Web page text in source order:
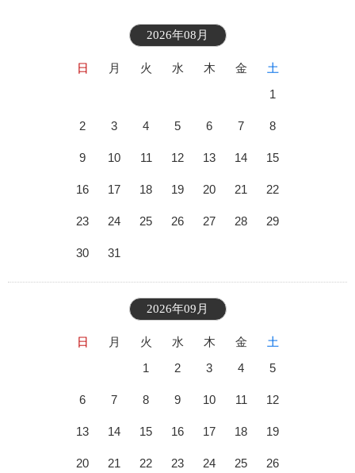
2026年08月
日 月 火 水 木 金
土
1
2 3 4 5 6 7 8
9 10 11 12 13 14 15
16 17 18 19 20 21 22
23 24 25 26 27 28 29
30 31
2026年09月
日 月 火 水 木 金
土
1
2 3 4 5
6 7 8 9 10 11 12
13 14 15 16 17 18 19
20 21 22 23 24 25 26